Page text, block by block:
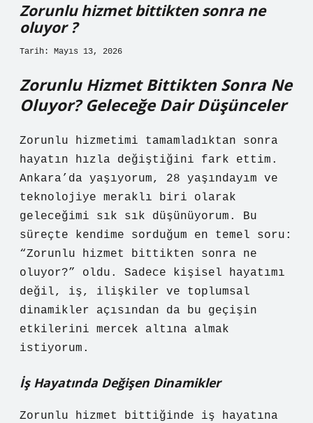
Zorunlu hizmet bittikten sonra ne
oluyor ?
Tarih: Mayıs 13, 2026
Zorunlu Hizmet Bittikten Sonra Ne
Oluyor? Geleceğe Dair Düşünceler
Zorunlu hizmetimi tamamladıktan sonra
hayatın hızla değiştiğini fark ettim.
Ankara’da yaşıyorum, 28 yaşındayım ve
teknolojiye meraklı biri olarak
geleceğimi sık sık düşünüyorum. Bu
süreçte kendime sorduğum en temel soru:
“Zorunlu hizmet bittikten sonra ne
oluyor?” oldu. Sadece kişisel hayatımı
değil, iş, ilişkiler ve toplumsal
dinamikler açısından da bu geçişin
etkilerini mercek altına almak
istiyorum.
İş Hayatında Değişen Dinamikler
Zorunlu hizmet bittiğinde iş hayatına